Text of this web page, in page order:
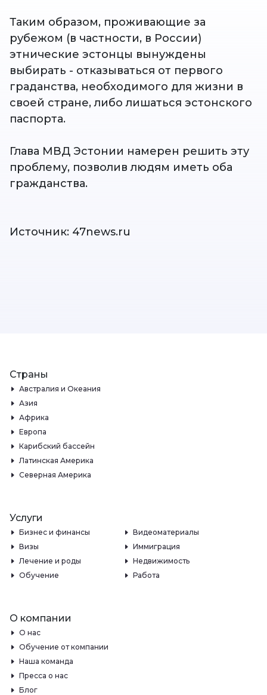
Таким образом, проживающие за
рубежом (в частности, в России)
этнические эстонцы вынуждены
выбирать - отказываться от первого
граданства, необходимого для жизни в
своей стране, либо лишаться эстонского
паспорта.
Глава МВД Эстонии намерен решить эту
проблему, позволив людям иметь оба
гражданства.
Источник: 47news.ru
Страны
Австралия и Океания
Азия
Африка
Европа
Карибский бассейн
Латинская Америка
Северная Америка
Услуги
Бизнес и финансы
Видеоматериалы
Визы
Иммиграция
Лечение и роды
Недвижимость
Обучение
Работа
О компании
О нас
Обучение от компании
Наша команда
Пресса о нас
Блог